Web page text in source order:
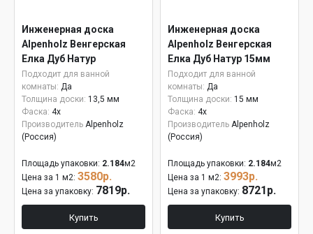
Инженерная доска
Alpenholz Венгерская
Елка Дуб Натур
Подходит для ванной
комнаты: Да
Толщина доски: 13,5 мм
Фаска: 4x
Производитель Alpenholz
(Россия)
Площадь упаковки: 2.184м2
Цена за 1 м2: 3580р.
Цена за упаковку: 7819р.
Купить
Инженерная доска
Alpenholz Венгерская
Елка Дуб Натур 15мм
Подходит для ванной
комнаты: Да
Толщина доски: 15 мм
Фаска: 4x
Производитель Alpenholz
(Россия)
Площадь упаковки: 2.184м2
Цена за 1 м2: 3993р.
Цена за упаковку: 8721р.
Купить